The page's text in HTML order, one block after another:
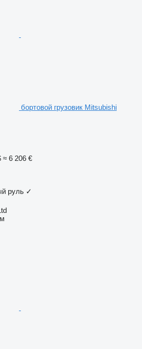
бортовой грузовик Mitsubishi
≈ 6 206 €
руль ✓